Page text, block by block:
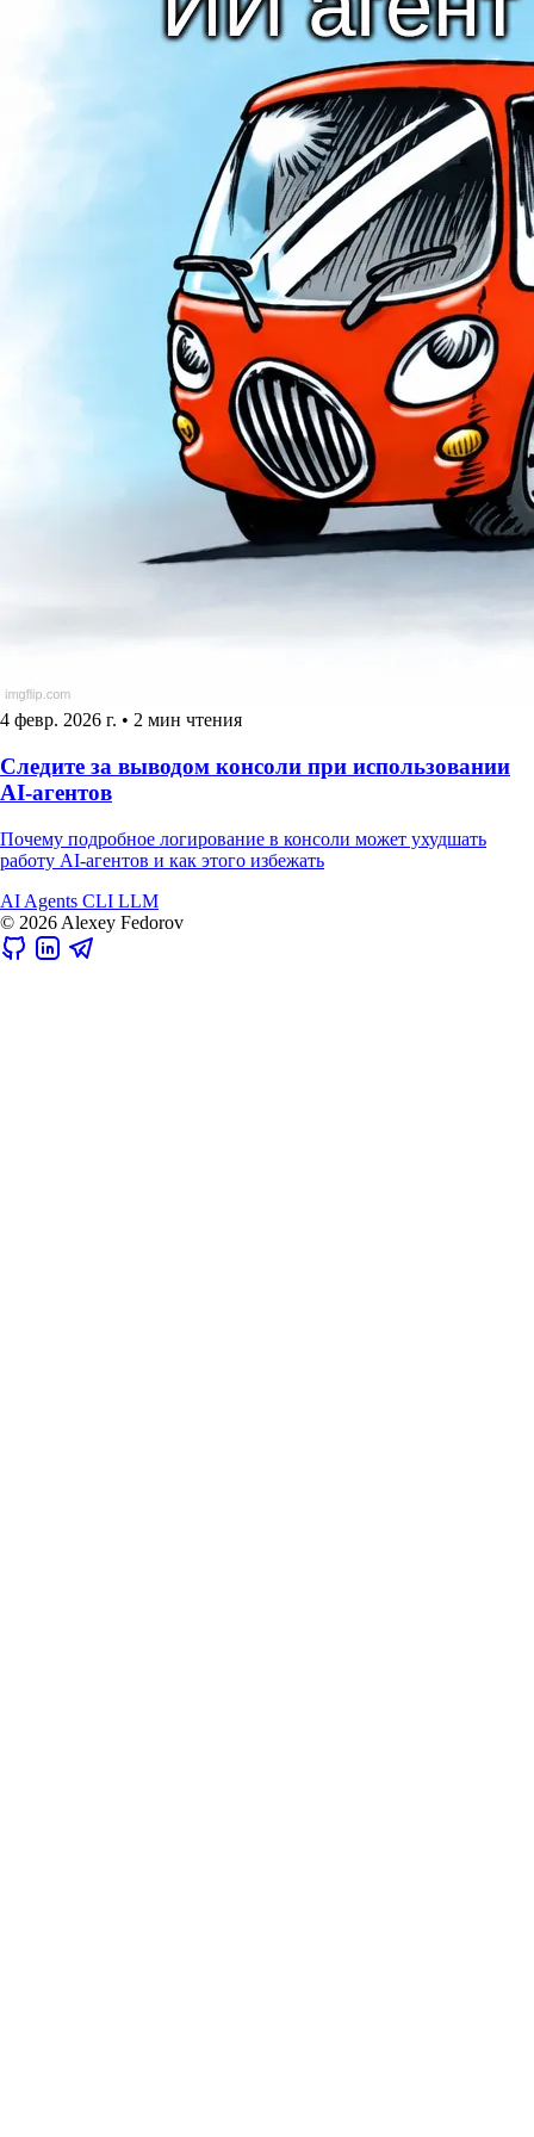
4 февр. 2026 г. • 2 мин чтения
Следите за выводом консоли при использовании
AI-агентов
Почему подробное логирование в консоли может ухудшать
работу AI-агентов и как этого избежать
AI Agents CLI LLM
© 2026 Alexey Fedorov